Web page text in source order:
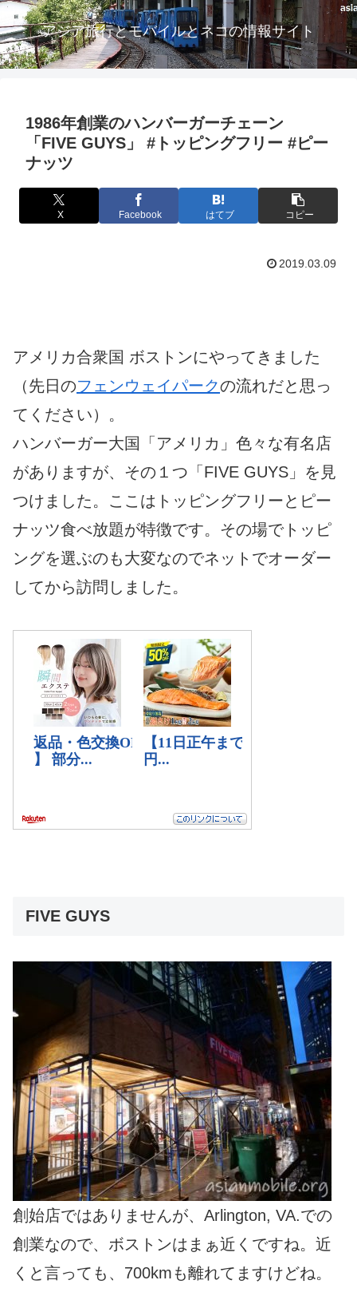
アジア旅行とモバイルとネコの情報サイト
1986年創業のハンバーガーチェーン
「FIVE GUYS」 #トッピングフリー #ピー
ナッツ
X Facebook はてブ コピー
2019.03.09
アメリカ合衆国 ボストンにやってきました
（先日のフェンウェイパークの流れだと思っ
てください）。
ハンバーガー大国「アメリカ」色々な有名店
がありますが、その１つ「FIVE GUYS」を見
つけました。ここはトッピングフリーとピー
ナッツ食べ放題が特徴です。その場でトッピ
ングを選ぶのも大変なのでネットでオーダー
してから訪問しました。
FIVE GUYS
創始店ではありませんが、Arlington, VA.での
創業なので、ボストンはまぁ近くですね。近
くと言っても、700kmも離れてますけどね。